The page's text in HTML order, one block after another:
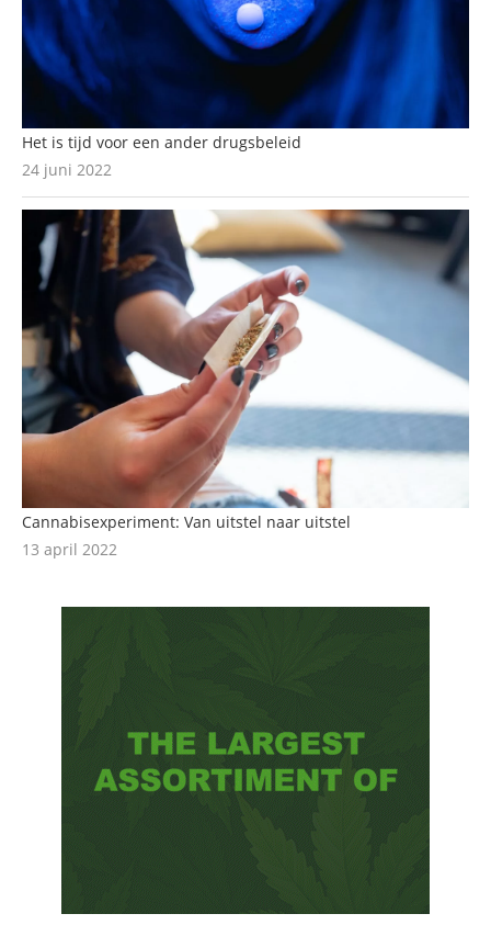
Het is tijd voor een ander drugsbeleid
24 juni 2022
Cannabisexperiment: Van uitstel naar uitstel
13 april 2022